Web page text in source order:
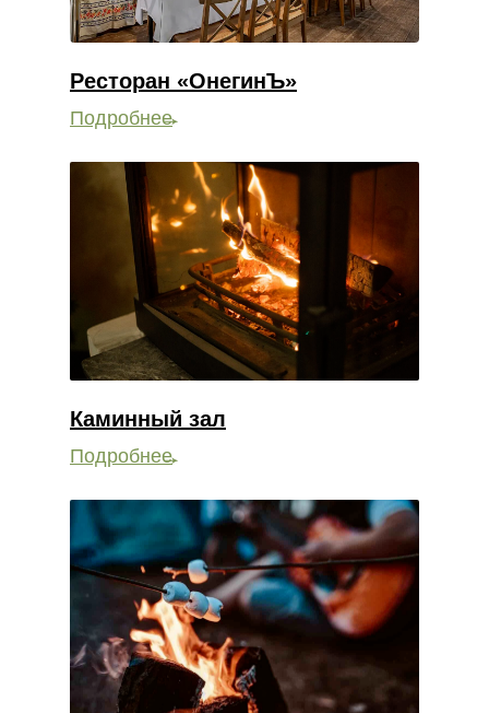
Ресторан «ОнегинЪ»
Подробнее
Каминный зал
Подробнее